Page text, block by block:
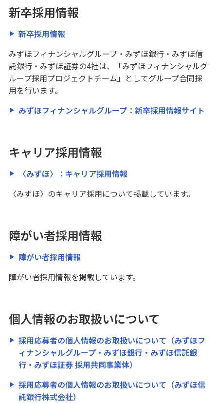
新卒採用情報
新卒採用情報
みずほフィナンシャルグループ・みずほ銀行・みずほ信
託銀行・みずほ証券の4社は、「みずほフィナンシャルグ
ループ採用プロジェクトチーム」としてグループ合同採
用を行います。
みずほフィナンシャルグループ：新卒採用情報サイト
キャリア採用情報
〈みずほ〉：キャリア採用情報
〈みずほ〉のキャリア採用について掲載しています。
障がい者採用情報
障がい者採用情報
障がい者採用情報を掲載しています。
個人情報のお取扱いについて
採用応募者の個人情報のお取扱いについて（みずほフ
ィナンシャルグループ・みずほ銀行・みずほ信託銀
行・みずほ証券 採用共同事業体）
採用応募者の個人情報のお取扱いについて（みずほ信
託銀行株式会社）